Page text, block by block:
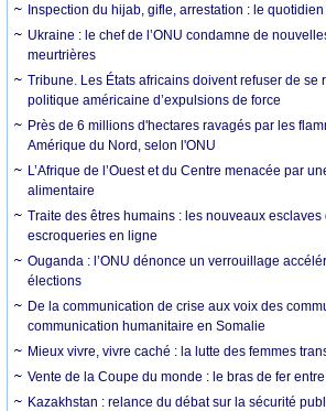
Inspection du hijab, gifle, arrestation : le
Ukraine : le chef de l’ONU condamne de
meurtrières
Tribune. Les États africains doivent refuser de se
politique américaine d’expulsions de force
Près de 6 millions d'hectares ravagés par les
Amérique du Nord, selon l'ONU
L’Afrique de l’Ouest et du Centre menacée par
alimentaire
Traite des êtres humains : les nouveaux esclaves
escroqueries en ligne
Ouganda : l’ONU dénonce un verrouillage
élections
De la communication de crise aux voix des
communication humanitaire en Somalie
Mieux vivre, vivre caché : la lutte des femmes
Vente de la Coupe du monde : le bras de fer entre
Kazakhstan : relance du débat sur la sécurité